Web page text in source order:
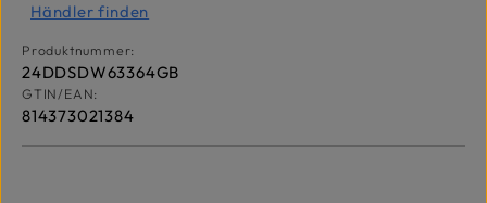
Händler finden
Produktnummer:
24DDSDW63364GB
GTIN/EAN:
814373021384